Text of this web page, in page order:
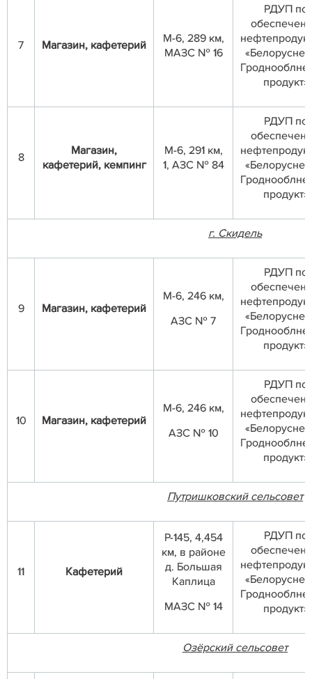
7 Магазин, кафетерий
М-6, 289 км,
МАЗС № 16
РДУП по
продукт»
8
Магазин,
кафетерий, кемпинг
М-6, 291 км,
1, АЗС № 84
РДУП по
продукт»
г. Скидель
9 Магазин, кафетерий
М-6, 246 км,
АЗС № 7
РДУП по
продукт»
10 Магазин, кафетерий
М-6, 246 км,
АЗС № 10
РДУП по
продукт»
Путришковский сельсовет
11 Кафетерий
Р-145, 4,454
км, в районе
д. Большая
Каплица
МАЗС № 14
РДУП по
продукт»
Озёрский сельсовет